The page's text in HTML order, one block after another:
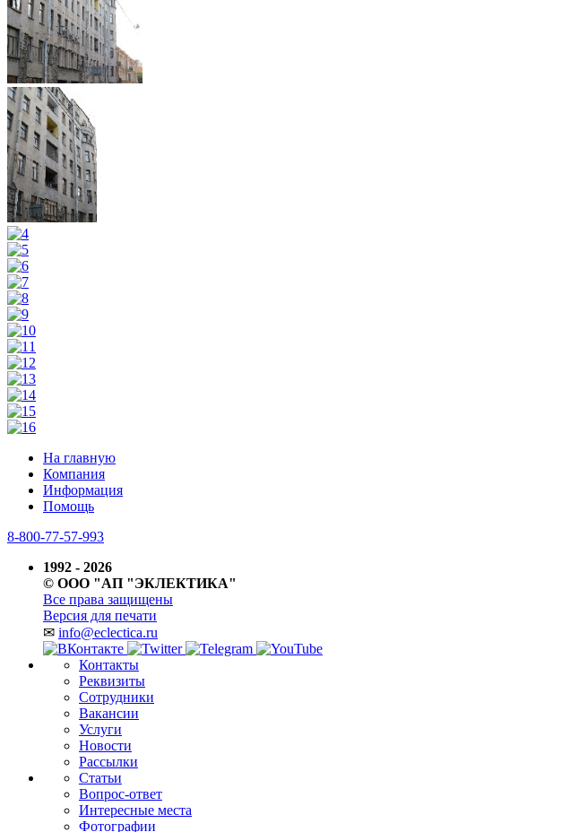
На главную
Компания
Информация
Помощь
8-800-77-57-993
1992 - 2026
© ООО "АП "ЭКЛЕКТИКА"
Все права защищены
Версия для печати
✉ info@eclectica.ru
Контакты
Реквизиты
Сотрудники
Вакансии
Услуги
Новости
Рассылки
Статьи
Вопрос-ответ
Интересные места
Фотографии